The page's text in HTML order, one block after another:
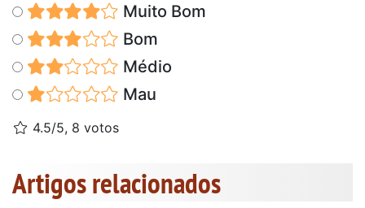
Muito Bom
Bom
Médio
Mau
4.5/5, 8 votos
Artigos relacionados